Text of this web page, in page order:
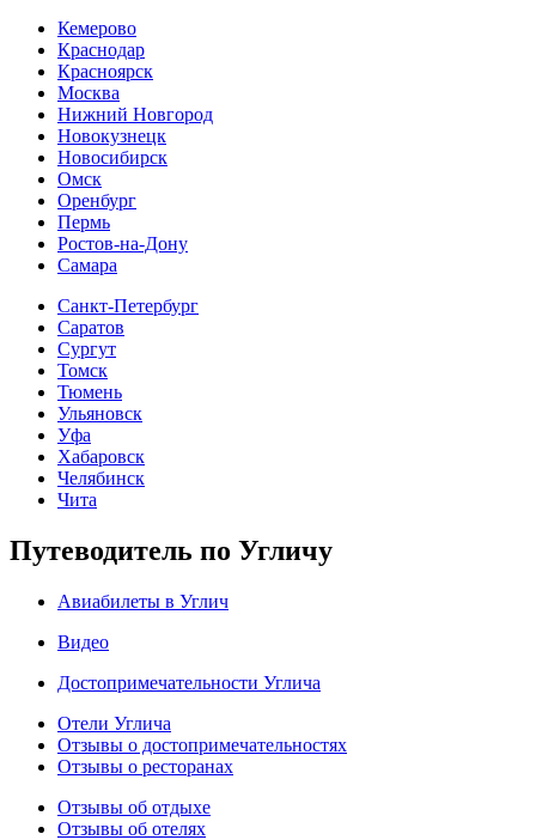
Кемерово
Краснодар
Красноярск
Москва
Нижний Новгород
Новокузнецк
Новосибирск
Омск
Оренбург
Пермь
Ростов-на-Дону
Самара
Санкт-Петербург
Саратов
Сургут
Томск
Тюмень
Ульяновск
Уфа
Хабаровск
Челябинск
Чита
Путеводитель по Угличу
Авиабилеты в Углич
Видео
Достопримечательности Углича
Отели Углича
Отзывы о достопримечательностях
Отзывы о ресторанах
Отзывы об отдыхе
Отзывы об отелях